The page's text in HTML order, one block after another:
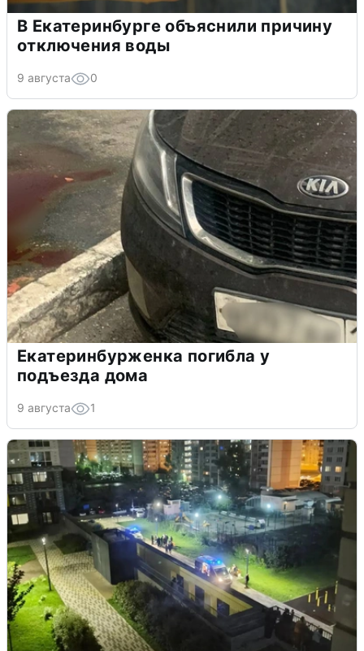
В Екатеринбурге объяснили причину
отключения воды
9 августа 0
Екатеринбурженка погибла у
подъезда дома
9 августа 1